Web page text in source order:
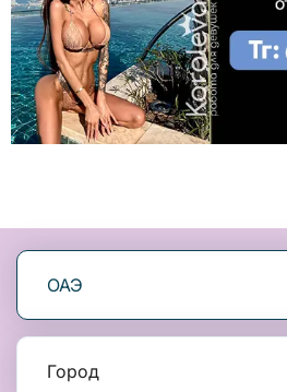
ОАЭ
Город